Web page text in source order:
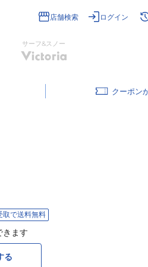
店舗検索 ログイン
サーフ&スノー
クーポン
取で送料無料
きます
る